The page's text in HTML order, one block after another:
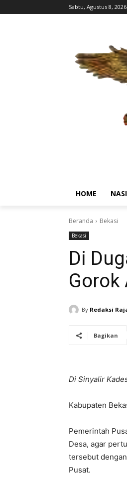
Sabtu, Agustus 8, 2026
HOME
Beranda Bekasi
Bekasi
Di
Gorok
By Redaksi
Bagikan
Di Sinyalir
Kabupaten
Pemerintah
Desa, agar
tersebut
Pusat.